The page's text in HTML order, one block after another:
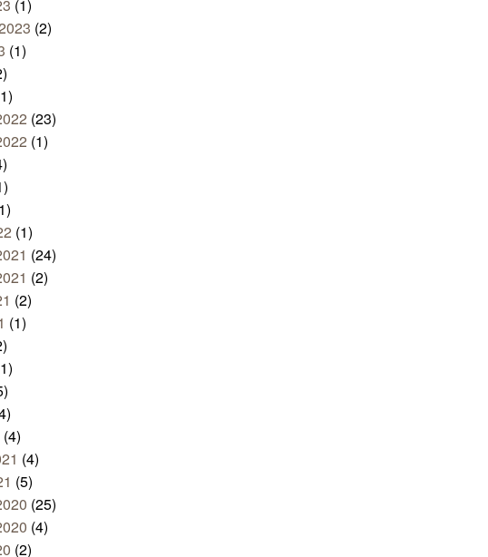
(1)
(2)
(1)
(23)
(1)
(1)
(24)
(2)
(2)
(1)
(4)
(4)
(5)
(25)
(4)
(2)